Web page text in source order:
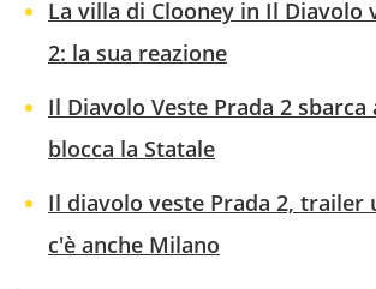
La villa di Clooney in Il Diavolo
2: la sua reazione
Il Diavolo Veste Prada 2 sbarca
blocca la Statale
Il diavolo veste Prada 2, trailer
c'è anche Milano